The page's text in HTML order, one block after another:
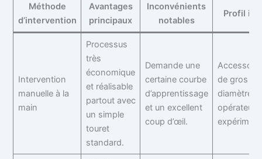
Méthode
d’intervention
Avantages
principaux
Inconvénients
notables
Profil
Intervention
manuelle à la
main
Processus
très
économique
et réalisable
partout avec
un simple
touret
standard.
Demande une
certaine courbe
d’apprentissage
et un excellent
coup d’œil.
de gros
diamètres
opérateurs